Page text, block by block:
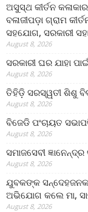
ଅସୁସ୍ଥ କୀର୍ତନ
ବଳାଜୀପଡ଼ା ଗ୍ରାମ
ସହଯୋଗ, ସରକାରୀ
August 8, 2026
ସରକାରୀ ଘର ଯାହା
August 8, 2026
ତିହିଡି଼ ସରସ୍ୱତୀ ଶିଶୁ
August 8, 2026
ବିଜେଡି ପଂଚାୟତ
August 8, 2026
ସମାଜସେବୀ
August 8, 2026
ଯୁବକଙ୍କ ସନ୍ଦେହଜନକ
ଅଭିଯୋଗ କଲେ ମା,
August 8, 2026